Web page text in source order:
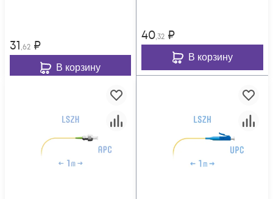
31,62 ₽
В корзину
40,32 ₽
В корзину